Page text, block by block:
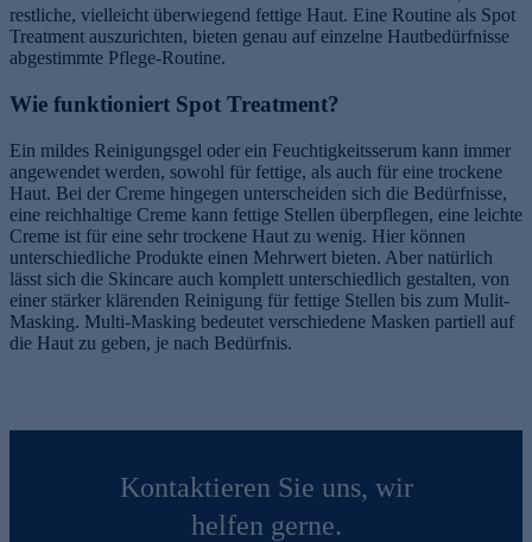
restliche, vielleicht überwiegend fettige Haut. Eine Routine als Spot
Treatment auszurichten, bieten genau auf einzelne Hautbedürfnisse
abgestimmte Pflege-Routine.
Wie funktioniert Spot Treatment?
Ein mildes Reinigungsgel oder ein Feuchtigkeitsserum kann immer
angewendet werden, sowohl für fettige, als auch für eine trockene
Haut. Bei der Creme hingegen unterscheiden sich die Bedürfnisse,
eine reichhaltige Creme kann fettige Stellen überpflegen, eine leichte
Creme ist für eine sehr trockene Haut zu wenig. Hier können
unterschiedliche Produkte einen Mehrwert bieten. Aber natürlich
lässt sich die Skincare auch komplett unterschiedlich gestalten, von
einer stärker klärenden Reinigung für fettige Stellen bis zum Mulit-
Masking. Multi-Masking bedeutet verschiedene Masken partiell auf
die Haut zu geben, je nach Bedürfnis.
Kontaktieren Sie uns, wir
helfen gerne.